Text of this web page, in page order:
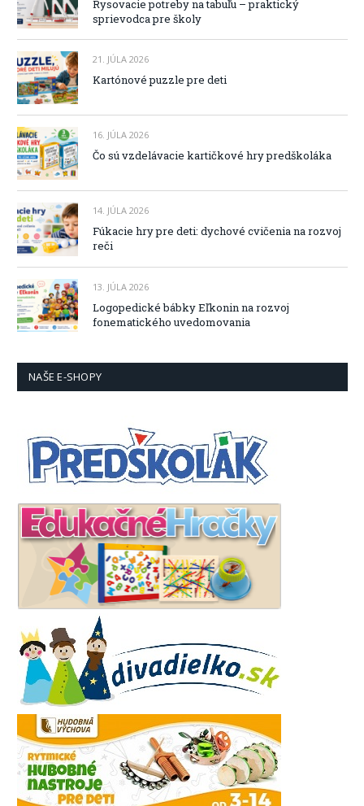
Rysovacie potreby na tabuľu – praktický
sprievodca pre školy
21. JÚLA 2026
Kartónové puzzle pre deti
16. JÚLA 2026
Čo sú vzdelávacie kartičkové hry predškoláka
14. JÚLA 2026
Fúkacie hry pre deti: dychové cvičenia na rozvoj
reči
13. JÚLA 2026
Logopedické bábky Eľkonin na rozvoj
fonematického uvedomovania
NAŠE E-SHOPY